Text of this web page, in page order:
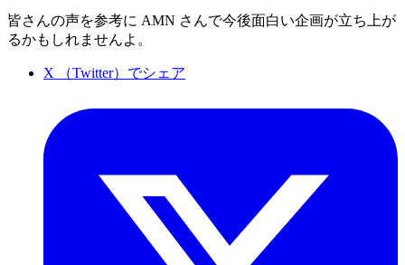
皆さんの声を参考に AMN さんで今後面白い企画が立ち上が
るかもしれませんよ。
X （Twitter）でシェア